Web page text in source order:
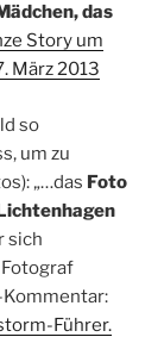
das
Story um
März 2013
so
um zu
„…das Foto
sich
Kommentar:
Führer.